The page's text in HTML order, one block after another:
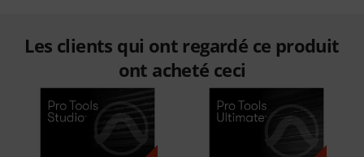
Les clients qui ont regardé ce produit
ont acheté ceci